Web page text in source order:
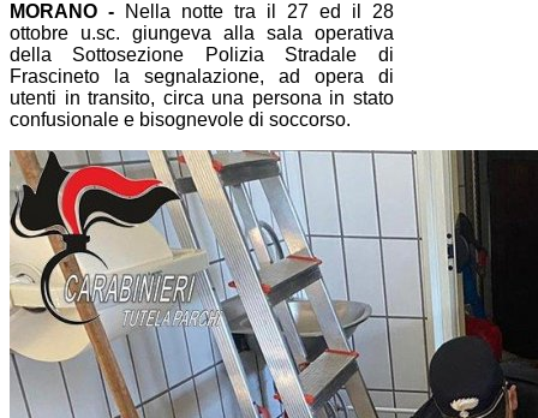
MORANO -Nella notte tra il 27 ed il 28
ottobre u.sc. giungeva alla sala operativa
della Sottosezione Polizia Stradale di
Frascineto la segnalazione, ad opera di
utenti in transito, circa una persona in stato
confusionale e bisognevole di soccorso.